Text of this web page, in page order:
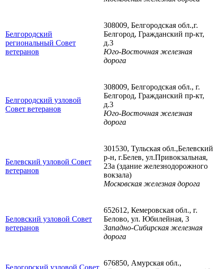
Белгородский
региональный Совет
ветеранов
308009, Белгородская обл.,г.
Белгород, Гражданский пр-кт,
д.3
Юго-Восточная железная
дорога
Белгородский узловой
Совет ветеранов
308009, Белгородская обл., г.
Белгород, Гражданский пр-кт,
д.3
Юго-Восточная железная
дорога
Белевский узловой Совет
ветеранов
301530, Тульская обл.,Белевский
р-н, г.Белев, ул.Привокзальная,
23а (здание железнодорожного
вокзала)
Московская железная дорога
Беловский узловой Совет
ветеранов
652612, Кемеровская обл., г.
Белово, ул. Юбилейная, 3
Западно-Сибирская железная
дорога
Белогорский узловой Совет
676850, Амурская обл.,